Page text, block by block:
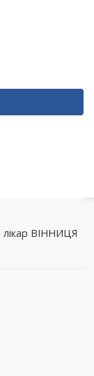
лікар ВІННИЦЯ